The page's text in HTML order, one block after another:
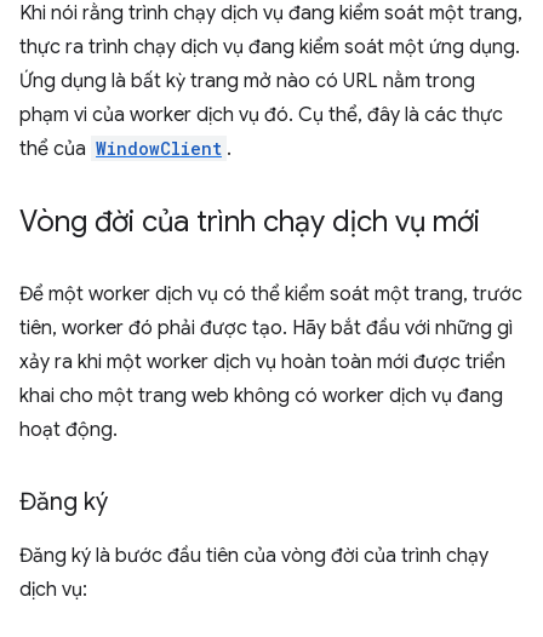
Khi nói rằng trình chạy dịch vụ đang kiểm soát một trang,
thực ra trình chạy dịch vụ đang kiểm soát một ứng dụng.
Ứng dụng là bất kỳ trang mở nào có URL nằm trong
phạm vi của worker dịch vụ đó. Cụ thể, đây là các thực
thể của WindowClient .
Vòng đời của trình chạy dịch vụ mới
Để một worker dịch vụ có thể kiểm soát một trang, trước
tiên, worker đó phải được tạo. Hãy bắt đầu với những gì
xảy ra khi một worker dịch vụ hoàn toàn mới được triển
khai cho một trang web không có worker dịch vụ đang
hoạt động.
Đăng ký
Đăng ký là bước đầu tiên của vòng đời của trình chạy
dịch vụ: